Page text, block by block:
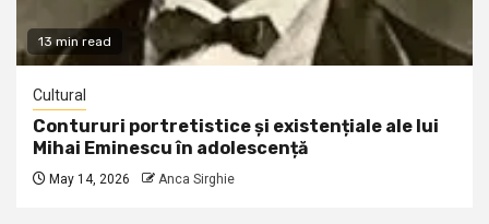
13 min read
Cultural
Contururi portretistice și existențiale ale lui
Mihai Eminescu în adolescență
May 14, 2026 Anca Sirghie